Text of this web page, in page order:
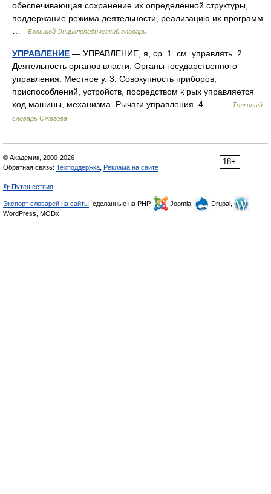
обеспечивающая сохранение их определенной структуры,
поддержание режима деятельности, реализацию их программ
Большой Энциклопедический словарь
УПРАВЛЕНИЕ — УПРАВЛЕНИЕ, я, ср. 1. см. управлять. 2.
Деятельность органов власти. Органы государственного
управления. Местное у. 3. Совокупность приборов,
приспособлений, устройств, посредством к рых управляется
ход машины, механизма. Рычаги управления. 4.… …
Толковый
словарь Ожегова
18+
© Академик, 2000-2026
Обратная связь: Техподдержка Реклама на сайте
👣 Путешествия
Экспорт словарей на сайты , сделанные на PHP, Joomla,
Drupal,
WordPress, MODx.